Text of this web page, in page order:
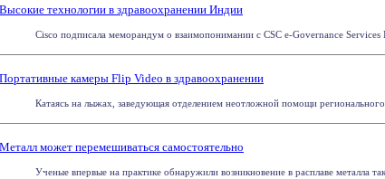
Высокие технологии в здравоохранении Индии
Cisco подписала меморандум о взаимопонимании с CSC e-Governance
Портативные камеры Flip Video в здравоохранении
Катаясь на лыжах, заведующая отделением неотложной помощи
Металл может перемешиваться самостоятельно
Ученые впервые на практике обнаружили возникновение в расплаве